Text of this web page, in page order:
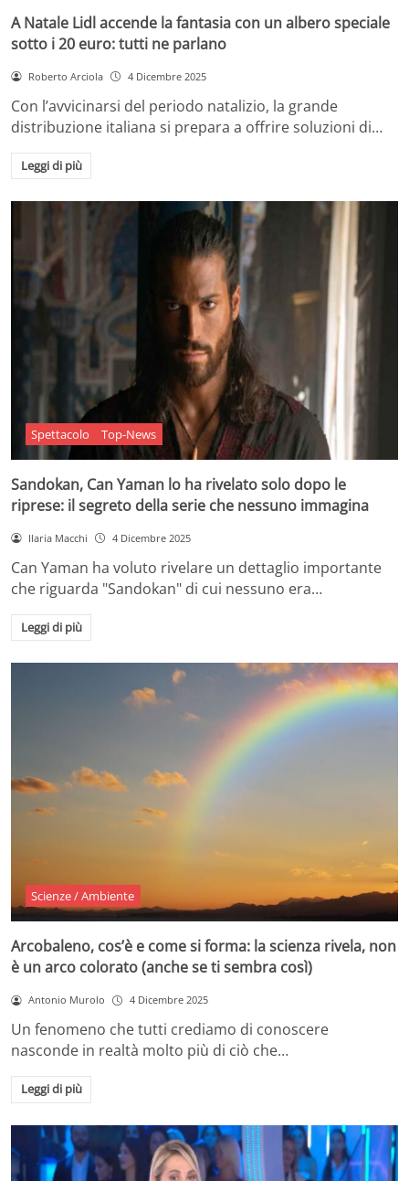
A Natale Lidl accende la fantasia con un albero speciale
sotto i 20 euro: tutti ne parlano
Roberto Arciola 4 Dicembre 2025
Con l’avvicinarsi del periodo natalizio, la grande
distribuzione italiana si prepara a offrire soluzioni di…
Leggi di più
Spettacolo Top-News
Sandokan, Can Yaman lo ha rivelato solo dopo le
riprese: il segreto della serie che nessuno immagina
Ilaria Macchi 4 Dicembre 2025
Can Yaman ha voluto rivelare un dettaglio importante
che riguarda "Sandokan" di cui nessuno era…
Leggi di più
Scienze / Ambiente
Arcobaleno, cos’è e come si forma: la scienza rivela, non
è un arco colorato (anche se ti sembra così)
Antonio Murolo 4 Dicembre 2025
Un fenomeno che tutti crediamo di conoscere
nasconde in realtà molto più di ciò che…
Leggi di più